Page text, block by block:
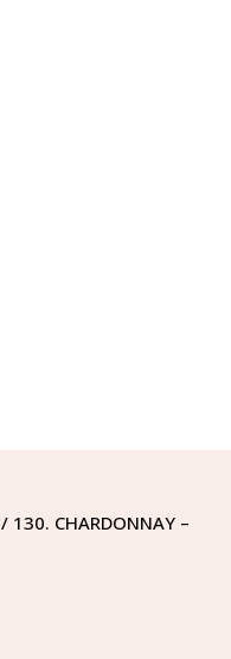
/ 130. CHARDONNAY –